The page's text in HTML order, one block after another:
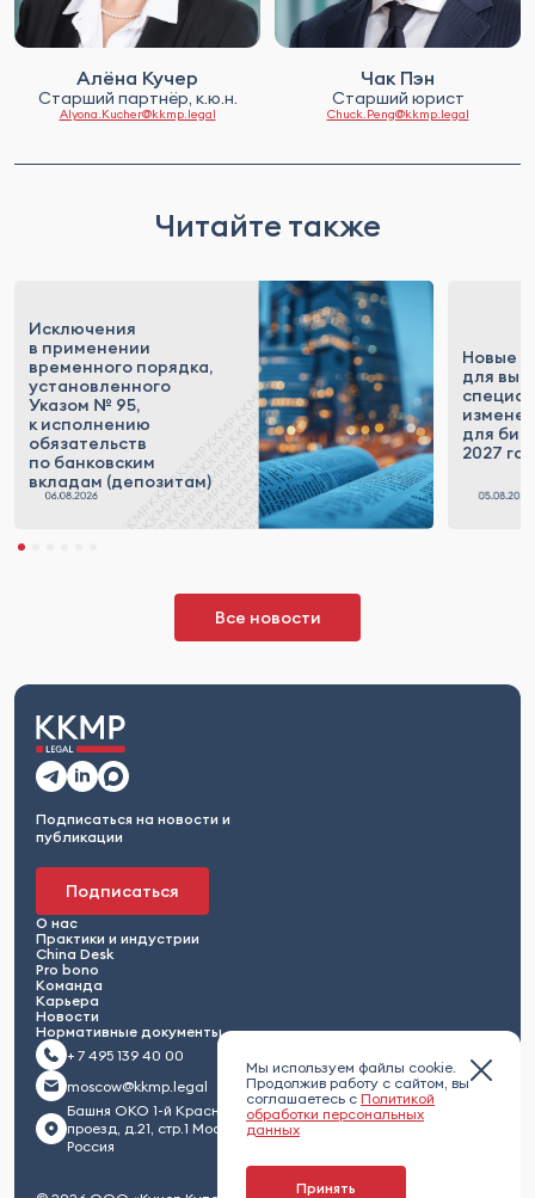
Алёна Кучер
Старший партнёр, к.ю.н.
Alyona.Kucher@kkmp.legal
Чак Пэн
Старший юрист
Chuck.Peng@kkmp.legal
Читайте также
Исключения
в применении
временного порядка,
установленного
Указом № 95,
к исполнению
обязательств
по банковским
вкладам (депозитам)
Новые
для
для
2027
Все новости
Мы используем файлы cookie.
Продолжив работу с сайтом, вы
соглашаетесь с Политикой
обработки персональных
данных
Принять
Подписаться на новости и
публикации
Подписаться
О нас
Практики и индустрии
China Desk
Pro bono
Команда
Карьера
Новости
Нормативные документы
+ 7 495 139 40 00
moscow@kkmp.legal
Башня ОКО 1-й Красногвардейский
проезд, д.21, стр.1 Москва 123112,
Россия